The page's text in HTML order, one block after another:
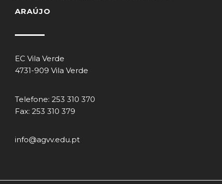
ARAÚJO
EC Vila Verde
4731-909 Vila Verde
Telefone: 253 310 370
Fax: 253 310 379
info@agvv.edu.pt